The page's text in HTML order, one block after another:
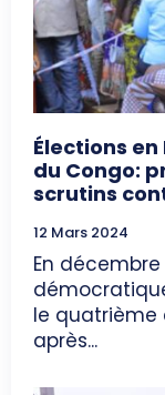
Élections
du Congo:
scrutins
12 Mars 2024
En
le quatrième
après...